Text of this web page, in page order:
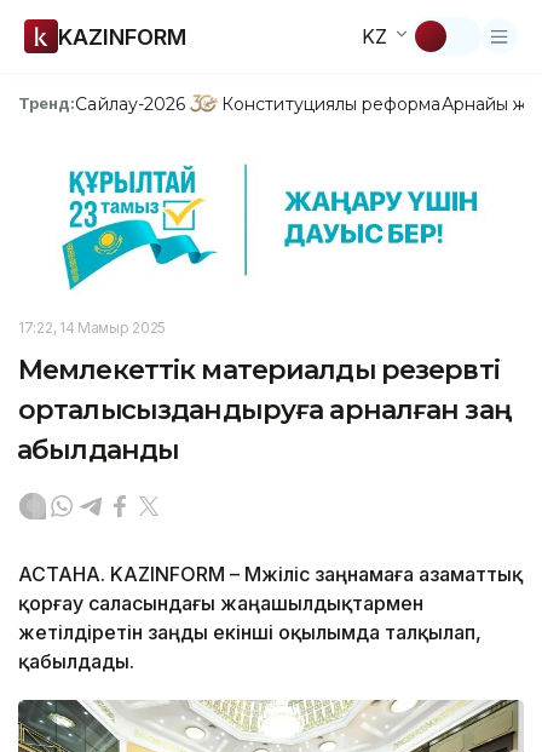
KAZINFORM KZ
Тренд:Сайлау-2026 Конституциялық реформаАрнайы
17:22, 14 Мамыр 2025
Мемлекеттік материалдық резервті
орталықсыздандыруға арналған заң
қабылданды
АСТАНА. KAZINFORM – Мәжіліс заңнамаға азаматтық
қорғау саласындағы жаңашылдықтармен
жетілдіретін заңды екінші оқылымда талқылап,
қабылдады.